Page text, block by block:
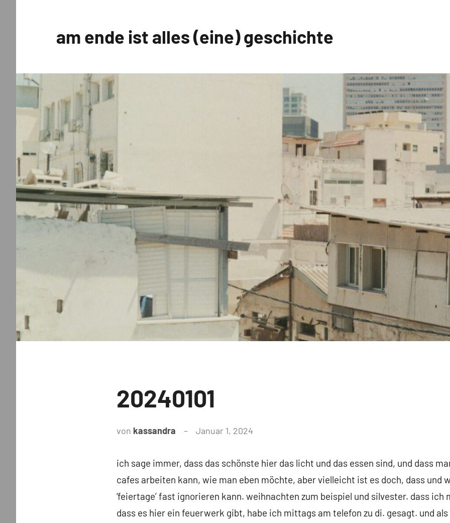
am ende ist alles (eine) geschichte
Uncategorized
20240101
von kassandra Januar 1, 2024
ich sage immer, dass das schönste hier das licht und das essen sind, und dass
cafes arbeiten kann, wie man eben möchte, aber vielleicht ist es doch, dass und
‘feiertage’ fast ignorieren kann. weihnachten zum beispiel und silvester. dass
dass es hier ein feuerwerk gibt, habe ich mittags am telefon zu di. gesagt. und